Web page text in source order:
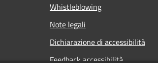
Whistleblowing
Note legali
Dichiarazione di accessibilità
Feedback accessibilità